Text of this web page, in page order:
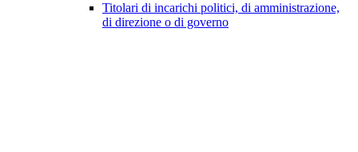
Titolari di incarichi politici, di amministrazione,
di direzione o di governo